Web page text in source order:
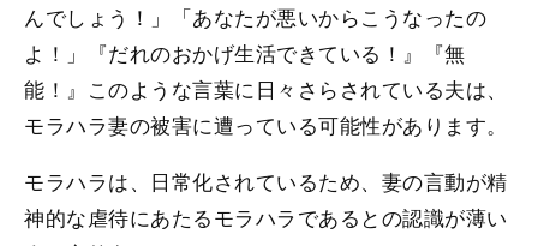
んでしょう！」「あなたが悪いからこうなったの
よ！」『だれのおかげ生活できている！』『無
能！』このような言葉に日々さらされている夫は、
モラハラ妻の被害に遭っている可能性があります。
モラハラは、日常化されているため、妻の言動が精
神的な虐待にあたるモラハラであるとの認識が薄い